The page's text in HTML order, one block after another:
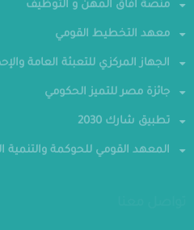
معهد التخطيط القومي
الجهاز المركزي للتعبئة العامة
جائزة مصر للتميز الحكومي
المعهد القومي للحوكمة والتنمية